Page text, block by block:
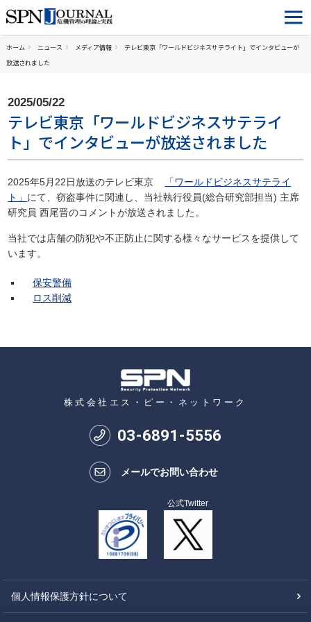
ホーム ニュース メディア情報
テレビ東京「ワールドビジネスサテライト」でインタビューが
放送されました
2025/05/22
テレビ東京「ワールドビジネスサテライ
ト」でインタビューが放送されました
2025年5月22日放送のテレビ東京
「ワールドビジネスサテライ
ト」 にて、窃盗事件に関連し、当社執行役員(総合研究部担当) 主席
研究員 西尾晋のコメントが放送されました。
当社では店舗の防犯や不正防止に関する様々なサービスを提供して
います。
保安警備
ロス削減
株式会社エス・ピー・ネットワーク
03-6891-5556
メールでお問い合わせ
公式Twitter
個人情報保護方針について